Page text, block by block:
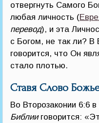
отвергнуть Самого
любая личность (
перевод), и эта
с Богом, не так ли? В
говорится, что Он
стало плотью.
Ставя Слово
Во Второзаконии 6:6 в
Библииговорится: